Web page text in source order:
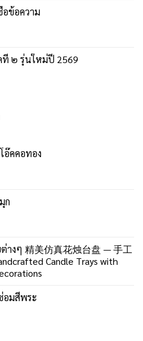
ข้อความ
ที่ ๒ รุ่นใหม่ปี 2569
อ๊คคอทอง
ก
งๆ 精美仿真花烛台盘 — 手工
Candle Trays with
อมสีพระ